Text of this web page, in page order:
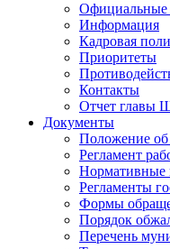
Официальные
Информация
Кадровая
Приоритеты
Контакты
Отчет главы
Документы
Положение
Регламент
Нормативные
Регламенты
Формы
Порядок
Перечень